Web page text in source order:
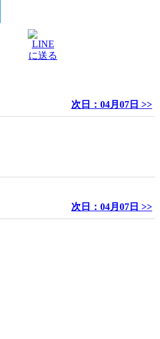
次日：04月07日 >>
次日：04月07日 >>